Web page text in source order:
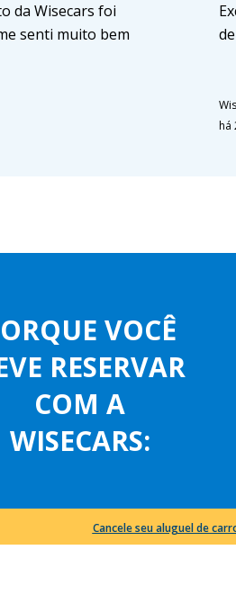
da Wisecars foi
senti muito bem
há
VOCÊ
RESERVAR
COM A
WISECARS:
Cancele seu aluguel de